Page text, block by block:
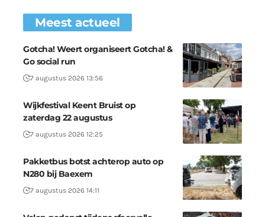
Meest actueel
Gotcha! Weert organiseert Gotcha! &
Go social run
7 augustus 2026 13:56
Wijkfestival Keent Bruist op
zaterdag 22 augustus
7 augustus 2026 12:25
Pakketbus botst achterop auto op
N280 bij Baexem
7 augustus 2026 14:11